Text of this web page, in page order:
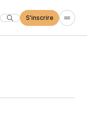
S'inscrire